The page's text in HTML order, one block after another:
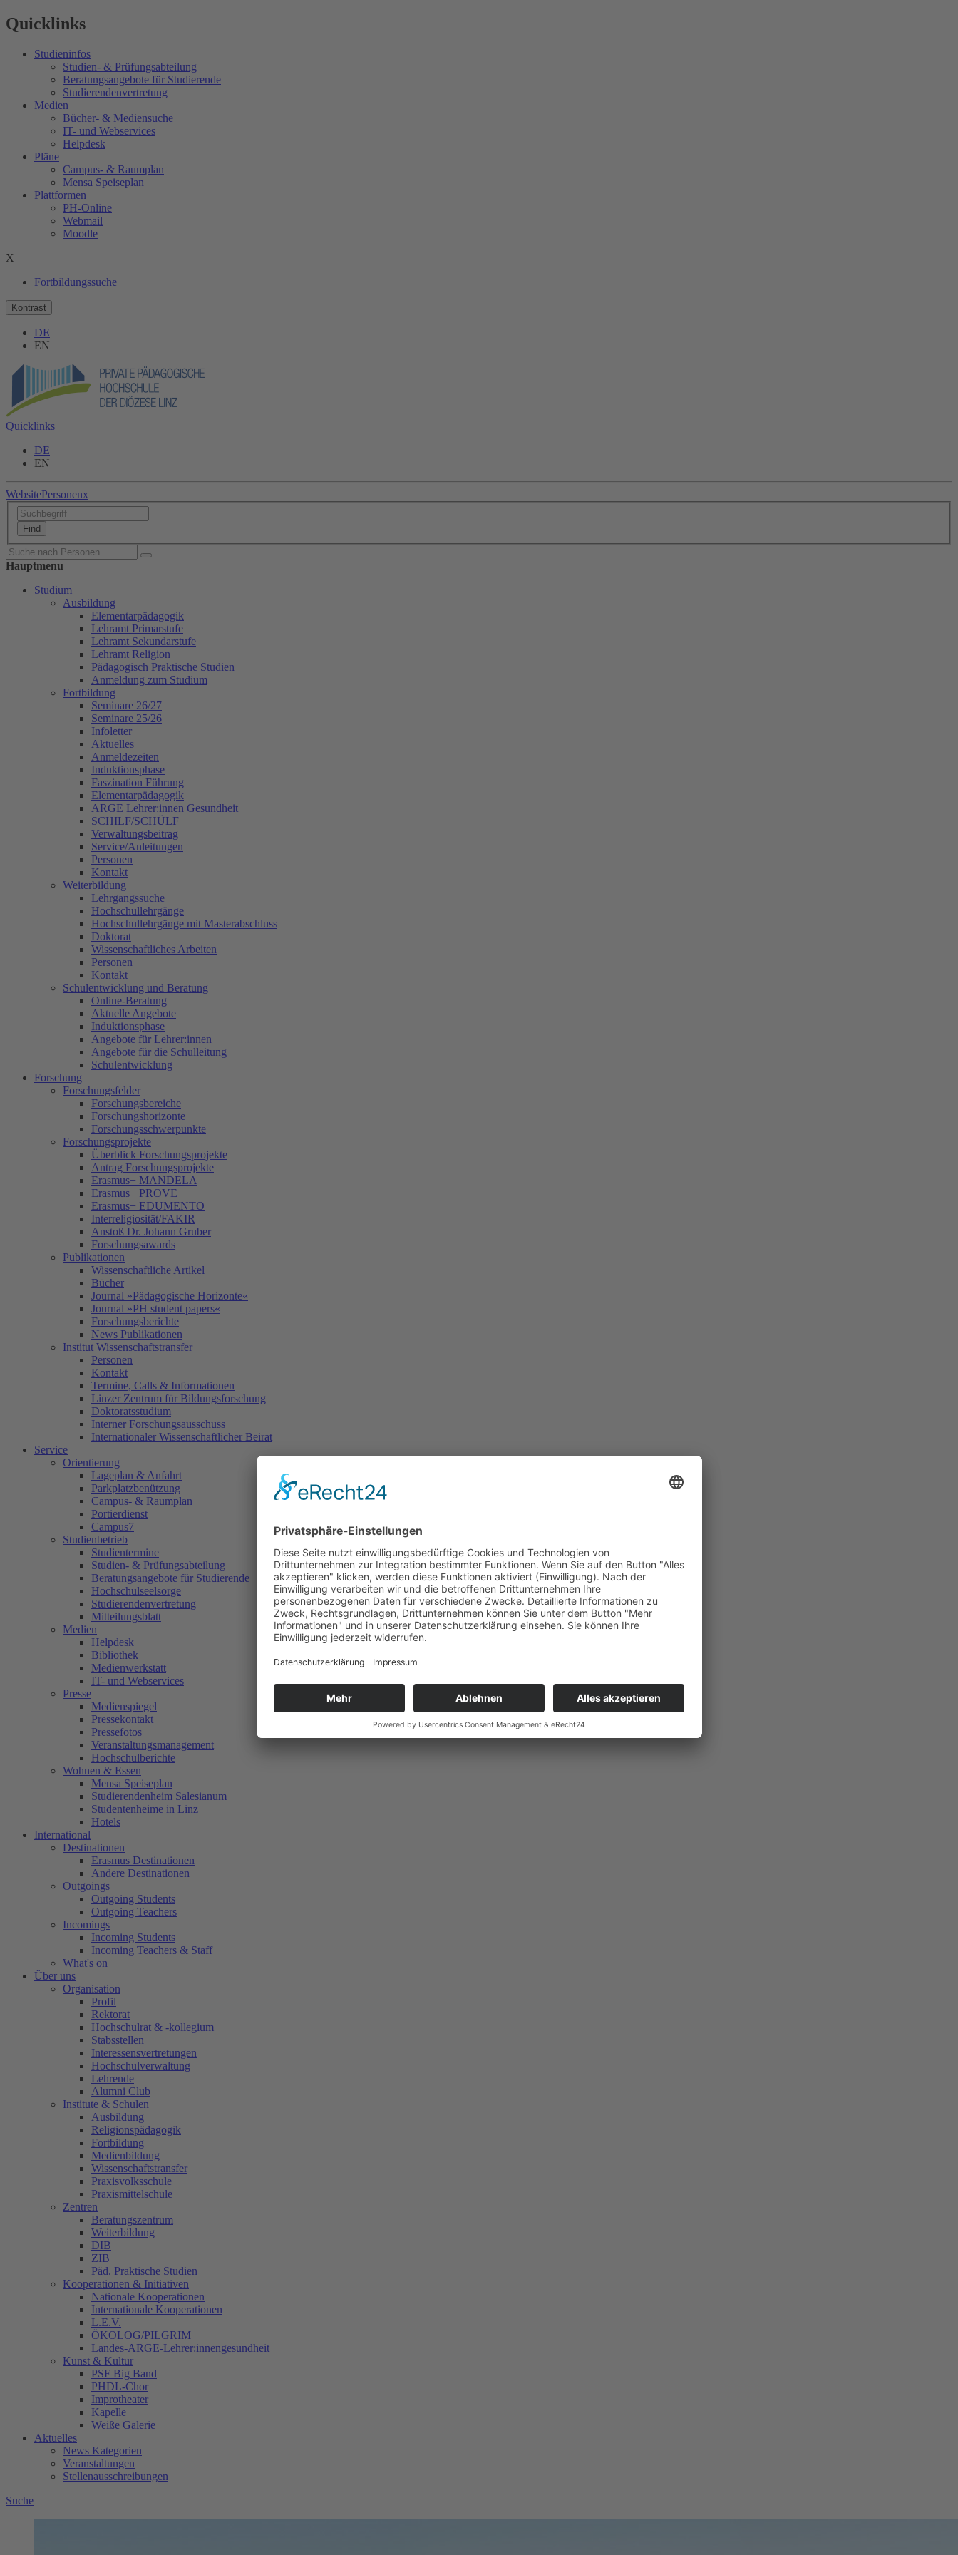
Quicklinks
Studieninfos
Studien- & Prüfungsabteilung
Beratungsangebote für Studierende
Studierendenvertretung
Medien
Bücher- & Mediensuche
IT- und Webservices
Helpdesk
Pläne
Campus- & Raumplan
Mensa Speiseplan
Plattformen
PH-Online
Webmail
Moodle
X
Fortbildungssuche
Kontrast
DE
EN
Quicklinks
DE
EN
WebsitePersonenx
Hauptmenu
Studium
Ausbildung
Elementarpädagogik
Lehramt Primarstufe
Lehramt Sekundarstufe
Lehramt Religion
Pädagogisch Praktische Studien
Anmeldung zum Studium
Fortbildung
Seminare 26/27
Seminare 25/26
Infoletter
Aktuelles
Anmeldezeiten
Induktionsphase
Faszination Führung
Elementarpädagogik
ARGE Lehrer:innen Gesundheit
SCHILF/SCHÜLF
Verwaltungsbeitrag
Service/Anleitungen
Personen
Kontakt
Weiterbildung
Lehrgangssuche
Hochschullehrgänge
Hochschullehrgänge mit Masterabschluss
Doktorat
Wissenschaftliches Arbeiten
Personen
Kontakt
Schulentwicklung und Beratung
Online-Beratung
Aktuelle Angebote
Induktionsphase
Angebote für Lehrer:innen
Angebote für die Schulleitung
Schulentwicklung
Forschung
Forschungsfelder
Forschungsbereiche
Forschungshorizonte
Forschungsschwerpunkte
Forschungsprojekte
Überblick Forschungsprojekte
Antrag Forschungsprojekte
Erasmus+ MANDELA
Erasmus+ PROVE
Erasmus+ EDUMENTO
Interreligiosität/FAKIR
Anstoß Dr. Johann Gruber
Forschungsawards
Publikationen
Wissenschaftliche Artikel
Bücher
Journal »Pädagogische Horizonte«
Journal »PH student papers«
Forschungsberichte
News Publikationen
Institut Wissenschaftstransfer
Personen
Kontakt
Termine, Calls & Informationen
Linzer Zentrum für Bildungsforschung
Doktoratsstudium
Interner Forschungsausschuss
Internationaler Wissenschaftlicher Beirat
Service
Orientierung
Lageplan & Anfahrt
Parkplatzbenützung
Campus- & Raumplan
Portierdienst
Campus7
Studienbetrieb
Studientermine
Studien- & Prüfungsabteilung
Beratungsangebote für Studierende
Hochschulseelsorge
Studierendenvertretung
Mitteilungsblatt
Medien
Helpdesk
Bibliothek
Medienwerkstatt
IT- und Webservices
Presse
Medienspiegel
Pressekontakt
Pressefotos
Veranstaltungsmanagement
Hochschulberichte
Wohnen & Essen
Mensa Speiseplan
Studierendenheim Salesianum
Studentenheime in Linz
Hotels
International
Destinationen
Erasmus Destinationen
Andere Destinationen
Outgoings
Outgoing Students
Outgoing Teachers
Incomings
Incoming Students
Incoming Teachers & Staff
What's on
Über uns
Organisation
Profil
Rektorat
Hochschulrat & -kollegium
Stabsstellen
Interessensvertretungen
Hochschulverwaltung
Lehrende
Alumni Club
Institute & Schulen
Ausbildung
Religionspädagogik
Fortbildung
Medienbildung
Wissenschaftstransfer
Praxisvolksschule
Praxismittelschule
Zentren
Beratungszentrum
Weiterbildung
DIB
ZIB
Päd. Praktische Studien
Kooperationen & Initiativen
Nationale Kooperationen
Internationale Kooperationen
L.E.V.
ÖKOLOG/PILGRIM
Landes-ARGE-Lehrer:innengesundheit
Kunst & Kultur
PSF Big Band
PHDL-Chor
Improtheater
Kapelle
Weiße Galerie
Aktuelles
News Kategorien
Veranstaltungen
Stellenausschreibungen
Suche